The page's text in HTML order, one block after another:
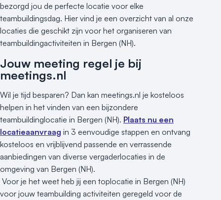
Hotel
Hybride events
Industriële locatie
Kasteel en landgoed
Kleine / intieme locatie
Locaties aan zee
Museum
Theater
Varende locatie
bezorgd jou de perfecte locatie voor elke
teambuildingsdag. Hier vind je een overzicht van al onze
locaties die geschikt zijn voor het organiseren van
teambuildingactiviteiten in Bergen (NH).
Jouw meeting regel je bij
meetings.nl
Wil je tijd besparen? Dan kan meetings.nl je kosteloos
helpen in het vinden van een bijzondere
teambuildinglocatie in Bergen (NH). Plaats nu een
locatieaanvraag in 3 eenvoudige stappen en ontvang
kosteloos en vrijblijvend passende en verrassende
aanbiedingen van diverse vergaderlocaties in de
omgeving van Bergen (NH).
Voor je het weet heb jij een toplocatie in Bergen (NH)
voor jouw teambuilding activiteiten geregeld voor de